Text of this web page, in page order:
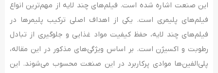
این صنعت اشاره شده است. فیلم‌های چند لایه از مهم‌ترین انواع
فیلم‌های پلیمری است. یکی از اهداف اصلی ترکیب پلیمرها در
فیلم‌های چند لایه، حفظ کیفیت مواد غذایی و جلوگیری از تبادل
رطوبت و اکسیژن است. بر اساس ویژگی‌های مذکور در این مقاله،
پلی‌الفین‌ها موادی پرکاربرد در این صنعت محسوب می‌شوند. این